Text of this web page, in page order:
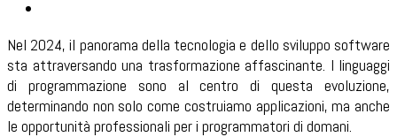
Nel 2024, il panorama della tecnologia e dello sviluppo software
sta attraversando una trasformazione affascinante. I linguaggi
di programmazione sono al centro di questa evoluzione,
determinando non solo come costruiamo applicazioni, ma anche
le opportunità professionali per i programmatori di domani.